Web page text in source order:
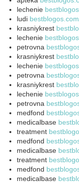
lechenie
ludi
krasniykrest
lechenie
petrovna
krasniykrest
lechenie
petrovna
krasniykrest
lechenie
petrovna
medfond
medicalbase
treatment
medfond
medicalbase
treatment
medfond
medicalbase